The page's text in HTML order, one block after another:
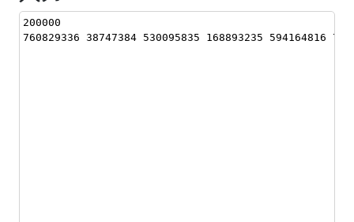
200000
760829336 38747384 530095835 168893235 594164816